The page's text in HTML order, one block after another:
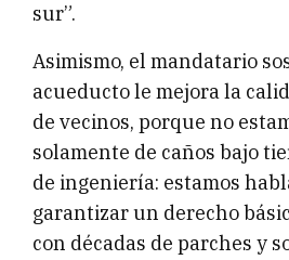
sur”.
Asimismo, el mandatario
acueducto le mejora la
de vecinos, porque no
solamente de caños bajo
de ingeniería: estamos
garantizar un derecho
con décadas de parches y